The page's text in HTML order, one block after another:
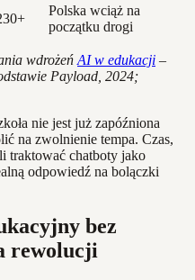
Polska wciąż na
początku drogi
wdrożeń AI w edukacji –
Payload, 2024;
nie jest już zapóźniona
na zwolnienie tempa. Czas,
traktować chatboty jako
odpowiedź na bolączki
bez
rewolucji